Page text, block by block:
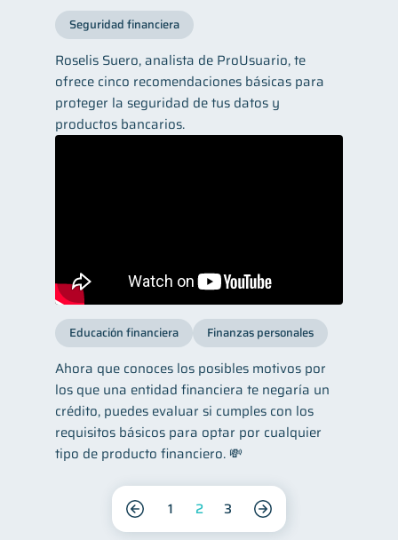
Seguridad financiera
Roselis Suero, analista de ProUsuario, te
ofrece cinco recomendaciones básicas para
proteger la seguridad de tus datos y
productos bancarios.
Educación financiera Finanzas personales
Ahora que conoces los posibles motivos por
los que una entidad financiera te negaría un
crédito, puedes evaluar si cumples con los
requisitos básicos para optar por cualquier
tipo de producto financiero. 💸
1 2 3